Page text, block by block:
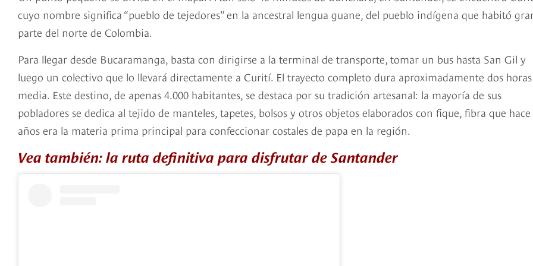
cuyo nombre significa “pueblo de tejedores” en la ancestral lengua guane, del pueblo indígena que habitó
parte del norte de Colombia.
Para llegar desde Bucaramanga, basta con dirigirse a la terminal de transporte, tomar un bus hasta San Gil y
luego un colectivo que lo llevará directamente a Curití. El trayecto completo dura aproximadamente dos
media. Este destino, de apenas 4.000 habitantes, se destaca por su tradición artesanal: la mayoría de sus
pobladores se dedica al tejido de manteles, tapetes, bolsos y otros objetos elaborados con fique, fibra que hace
años era la materia prima principal para confeccionar costales de papa en la región.
Vea también: la ruta definitiva para disfrutar de Santander